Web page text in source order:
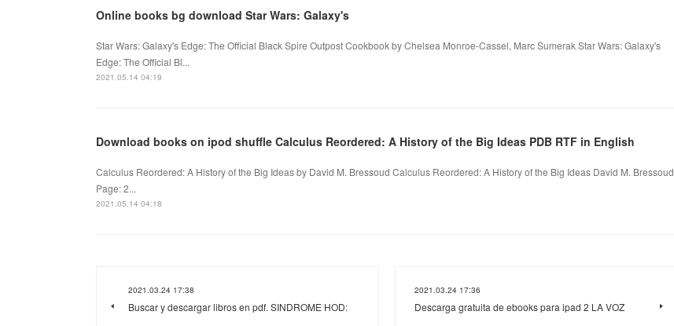
Online books bg download Star Wars: Galaxy's
Star Wars: Galaxy's Edge: The Official Black Spire Outpost Cookbook by Chelsea Monroe-Cassel, Marc Sumerak Star Wars: Galaxy's
Edge: The Official Bl...
2021.05.14 04:19
Download books on ipod shuffle Calculus Reordered: A History of the Big Ideas PDB RTF in English
Calculus Reordered: A History of the Big Ideas by David M. Bressoud Calculus Reordered: A History of the Big Ideas David M. Bressoud
Page: 2...
2021.05.14 04:18
2021.03.24 17:38
Buscar y descargar libros en pdf. SINDROME HOD:
2021.03.24 17:36
Descarga gratuita de ebooks para ipad 2 LA VOZ